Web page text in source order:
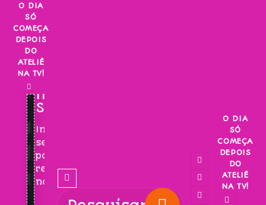
Skip
content
O DIA
SÓ
COMEÇA
DEPOIS
DO
ATELIÊ
NA TV!
INSCREVA-
SE!
Inscreva-
se
para
receber
novidades!
O DIA
SÓ
COMEÇA
DEPOIS
DO
ATELIÊ
NA TV!